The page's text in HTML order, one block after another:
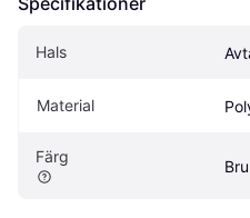
Hals
Material
Färg